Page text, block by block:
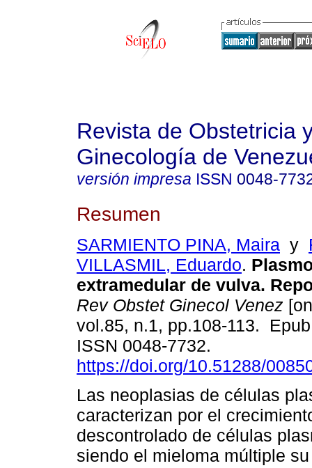
Revista de Obstetricia
Ginecología de
versión impresa ISSN 0048-
Resumen
SARMIENTO PINA, Maira y
VILLASMIL, Eduardo.
extramedular de vulva.
Rev Obstet Ginecol Venez
vol.85, n.1, pp.108-113.
ISSN 0048-7732.
https://doi.org/10.51288/
Las neoplasias de células
caracterizan por el
descontrolado de células
siendo el mieloma múltiple